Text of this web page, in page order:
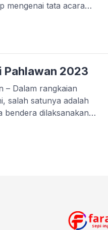
mengenai tata acara
anda baca dengan klik di
di bawah ini. Logo resmi
[…]
Pahlawan 2023
– Dalam rangkaian
salah satunya adalah
bendera dilaksanakan
waktu setempat.
bendera hari
terbuka. Namun,